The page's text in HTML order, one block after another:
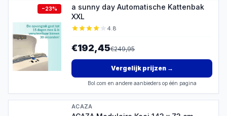
−23%
a sunny day Automatische Kattenbak
XXL
4.8
€192,45€249,95
Vergelijk prijzen→
Bol.com en andere aanbieders op één pagina
ACAZA